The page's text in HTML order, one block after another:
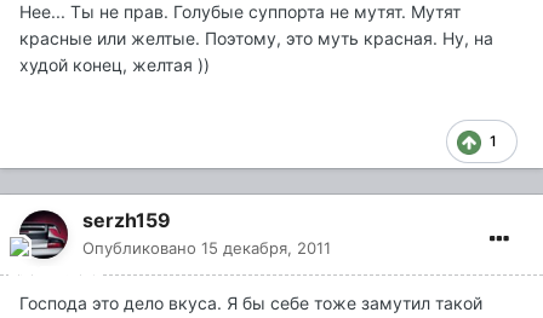
Нее... Ты не прав. Голубые суппорта не мутят. Мутят
красные или желтые. Поэтому, это муть красная. Ну, на
худой конец, желтая ))
1
serzh159
Опубликовано 15 декабря, 2011
Господа это дело вкуса. Я бы себе тоже замутил такой